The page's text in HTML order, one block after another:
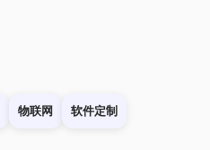
物联网 软件定制